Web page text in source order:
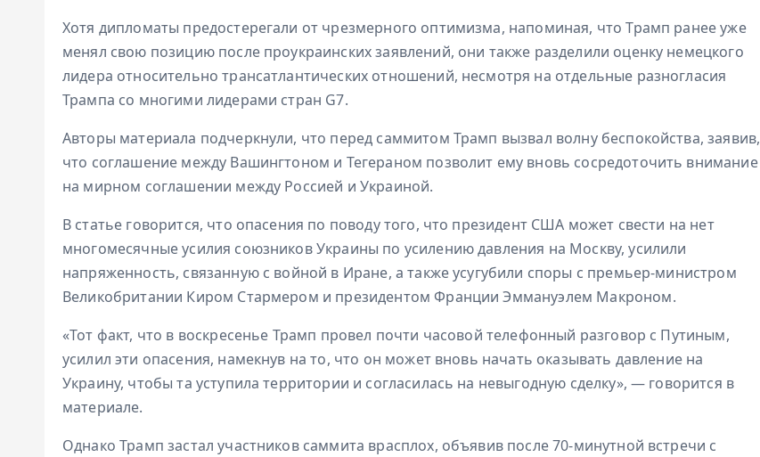
Хотя дипломаты предостерегали от чрезмерного оптимизма, напоминая, что Трамп ранее уже
менял свою позицию после проукраинских заявлений, они также разделили оценку немецкого
лидера относительно трансатлантических отношений, несмотря на отдельные разногласия
Трампа со многими лидерами стран G7.
Авторы материала подчеркнули, что перед саммитом Трамп вызвал волну беспокойства, заявив,
что соглашение между Вашингтоном и Тегераном позволит ему вновь сосредоточить внимание
на мирном соглашении между Россией и Украиной.
В статье говорится, что опасения по поводу того, что президент США может свести на нет
многомесячные усилия союзников Украины по усилению давления на Москву, усилили
напряженность, связанную с войной в Иране, а также усугубили споры с премьер-министром
Великобритании Киром Стармером и президентом Франции Эммануэлем Макроном.
«Тот факт, что в воскресенье Трамп провел почти часовой телефонный разговор с Путиным,
усилил эти опасения, намекнув на то, что он может вновь начать оказывать давление на
Украину, чтобы та уступила территории и согласилась на невыгодную сделку», — говорится в
материале.
Однако Трамп застал участников саммита врасплох, объявив после 70-минутной встречи с